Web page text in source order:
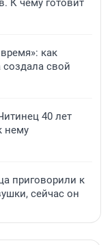
как
создала свой
40 лет
нему
приговорили к
сейчас он